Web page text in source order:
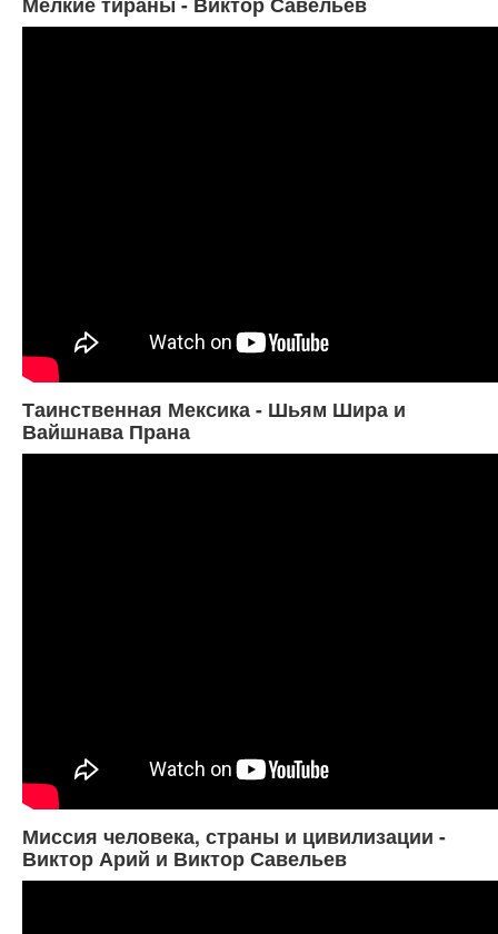
Таинственная Мексика - Шьям Шира и
Вайшнава Прана
Миссия человека, страны и цивилизации -
Виктор Арий и Виктор Савельев